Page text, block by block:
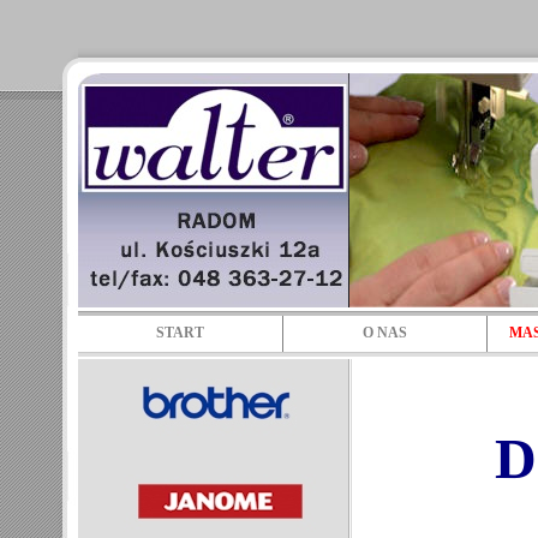
START O NAS